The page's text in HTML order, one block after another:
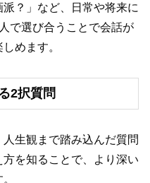
？」など、日常や将来に
で選び合うことで会話が
めます。
2択質問
生観まで踏み込んだ質問
を知ることで、より深い